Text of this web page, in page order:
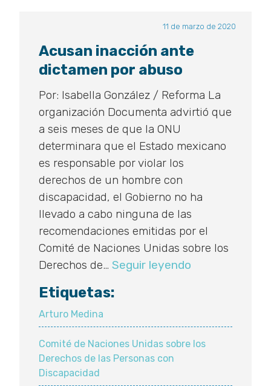
11 de marzo de 2020
Acusan inacción ante
dictamen por abuso
Por: Isabella González / Reforma La
organización Documenta advirtió que
a seis meses de que la ONU
determinara que el Estado mexicano
es responsable por violar los
derechos de un hombre con
discapacidad, el Gobierno no ha
llevado a cabo ninguna de las
recomendaciones emitidas por el
Comité de Naciones Unidas sobre los
Derechos de… Seguir leyendo
por
abuso
Etiquetas:
Arturo Medina
Comité de Naciones Unidas sobre los
Derechos de las Personas con
Discapacidad